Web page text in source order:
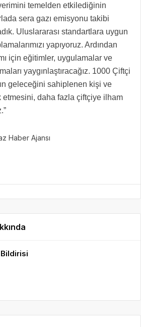
temelden etkilediğinin
sera gazı emisyonu takibi
Uluslararası standartlara uygun
yapıyoruz. Ardından
için eğitimler, uygulamalar ve
yaygınlaştıracağız. 1000 Çiftçi
geleceğini sahiplenen kişi ve
etmesini, daha fazla çiftçiye ilham
Haber Ajansı
Bildirisi